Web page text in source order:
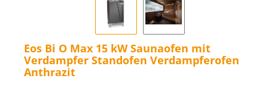
Eos Bi O Max 15 kW Saunaofen mit
Verdampfer Standofen Verdampferofen
Anthrazit